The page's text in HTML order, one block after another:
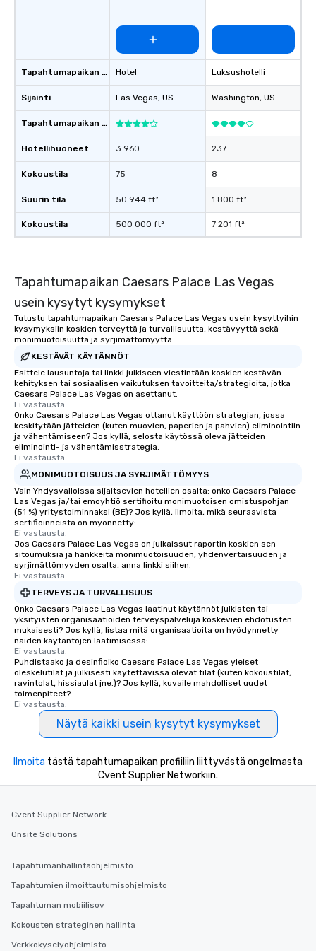
Tapahtumapaikan tyyppi
Sijainti
Tapahtumapaikan luokitus
Hotellihuoneet
Kokoustila
Suurin tila
Kokoustila
Hotel
Las Vegas, US
3 960
75
50 944 ft²
500 000 ft²
Luksushotelli
Washington, US
237
8
1 800 ft²
7 201 ft²
Tapahtumapaikan Caesars Palace Las Vegas
usein kysytyt kysymykset
Tutustu tapahtumapaikan Caesars Palace Las Vegas usein kysyttyihin
kysymyksiin koskien terveyttä ja turvallisuutta, kestävyyttä sekä
monimuotoisuutta ja syrjimättömyyttä
KESTÄVÄT KÄYTÄNNÖT
Esittele lausuntoja tai linkki julkiseen viestintään koskien kestävän
kehityksen tai sosiaalisen vaikutuksen tavoitteita/strategioita, jotka
Caesars Palace Las Vegas on asettanut.
Ei vastausta.
Onko Caesars Palace Las Vegas ottanut käyttöön strategian, jossa
keskitytään jätteiden (kuten muovien, paperien ja pahvien) eliminointiin
ja vähentämiseen? Jos kyllä, selosta käytössä oleva jätteiden
eliminointi- ja vähentämisstrategia.
Ei vastausta.
MONIMUOTOISUUS JA SYRJIMÄTTÖMYYS
Vain Yhdysvalloissa sijaitsevien hotellien osalta: onko Caesars Palace
Las Vegas ja/tai emoyhtiö sertifioitu monimuotoisen omistuspohjan
(51 %) yritystoiminnaksi (BE)? Jos kyllä, ilmoita, mikä seuraavista
sertifioinneista on myönnetty:
Ei vastausta.
Jos Caesars Palace Las Vegas on julkaissut raportin koskien sen
sitoumuksia ja hankkeita monimuotoisuuden, yhdenvertaisuuden ja
syrjimättömyyden osalta, anna linkki siihen.
Ei vastausta.
TERVEYS JA TURVALLISUUS
Onko Caesars Palace Las Vegas laatinut käytännöt julkisten tai
yksityisten organisaatioiden terveyspalveluja koskevien ehdotusten
mukaisesti? Jos kyllä, listaa mitä organisaatioita on hyödynnetty
näiden käytäntöjen laatimisessa:
Ei vastausta.
Puhdistaako ja desinfioiko Caesars Palace Las Vegas yleiset
oleskelutilat ja julkisesti käytettävissä olevat tilat (kuten kokoustilat,
ravintolat, hissiaulat jne.)? Jos kyllä, kuvaile mahdolliset uudet
toimenpiteet?
Ei vastausta.
Näytä kaikki usein kysytyt kysymykset
Ilmoita tästä tapahtumapaikan profiiliin liittyvästä ongelmasta
Cvent Supplier Networkiin.
Cvent Supplier Network
Onsite Solutions
Tapahtumanhallintaohjelmisto
Tapahtumien ilmoittautumisohjelmisto
Tapahtuman mobiilisov
Kokousten strateginen hallinta
Verkkokyselyohjelmisto